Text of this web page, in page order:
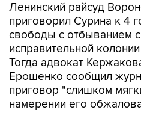
Ленинский райсуд
приговорил Сурина к 4
свободы с отбыванием
исправительной
Тогда адвокат
Ерошенко сообщил
приговор "слишком
намерении его